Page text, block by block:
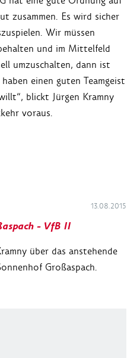
zusammen. Es wird sicher
Wir müssen
und im Mittelfeld
umzuschalten, dann ist
einen guten Teamgeist
blickt Jürgen Kramny
voraus.
13.08.2015
- VfB II
über das anstehende
Großaspach.